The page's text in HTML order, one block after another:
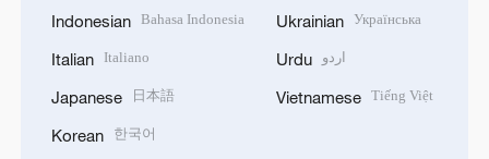
Indonesian Bahasa Indonesia
Italian Italiano
Japanese 日本語
Korean 한국어
Ukrainian Українська
Urdu اردو
Vietnamese Tiếng Việt